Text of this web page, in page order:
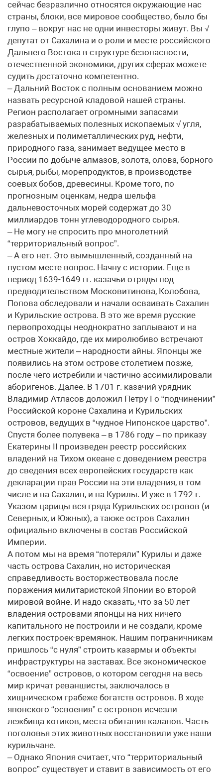
сейчас безразлично относятся окружающие нас
страны, блоки, все мировое сообщество, было бы
глупо – вокруг нас не одни инвесторы живут. Вы √
депутат от Сахалина и о роли и месте российского
Дальнего Востока в структуре безопасности,
отечественной экономики, других сферах можете
судить достаточно компетентно.
– Дальний Восток с полным основанием можно
назвать ресурсной кладовой нашей страны.
Регион располагает огромными запасами
разрабатываемых полезных ископаемых √ угля,
железных и полиметаллических руд, нефти,
природного газа, занимает ведущее место в
России по добыче алмазов, золота, олова, борного
сырья, рыбы, морепродуктов, в производстве
соевых бобов, древесины. Кроме того, по
прогнозным оценкам, недра шельфа
дальневосточных морей содержат до 30
миллиардов тонн углеводородного сырья.
– Не могу не спросить про многолетний
“территориальный вопрос”.
– А его нет. Это вымышленный, созданный на
пустом месте вопрос. Начну с истории. Еще в
период 1639-1649 гг. казачьи отряды под
предводительством Московитинова, Колобова,
Попова обследовали и начали осваивать Сахалин
и Курильские острова. В это же время русские
первопроходцы неоднократно заплывают и на
остров Хоккайдо, где их миролюбиво встречают
местные жители – народности айны. Японцы же
появились на этом острове столетием позже,
после чего истребили и частично ассимилировали
аборигенов. Далее. В 1701 г. казачий урядник
Владимир Атласов доложил Петру I о “подчинении”
Российской короне Сахалина и Курильских
островов, ведущих в “чудное Нипонское царство”.
Спустя более полувека – в 1786 году – по приказу
Екатерины II произведен реестр российских
владений на Тихом океане с доведением реестра
до сведения всех европейских государств как
декларации прав России на эти владения, в том
числе и на Сахалин, и на Курилы. И уже в 1792 г.
Указом царицы вся гряда Курильских островов (и
Северных, и Южных), а также остров Сахалин
официально включены в состав Российской
Империи.
А потом мы на время “потеряли” Курилы и даже
часть острова Сахалин, но историческая
справедливость восторжествовала после
поражения милитаристской Японии во второй
мировой войне. И надо сказать, что за 50 лет
владения островами японцы на них ничего
капитального не построили и не создали, кроме
легких построек-времянок. Нашим пограничникам
пришлось “с нуля” строить казармы и объекты
инфраструктуры на заставах. Все экономическое
“освоение” островов, о котором сегодня на весь
мир кричат реваншисты, заключалось в
хищническом грабеже богатств островов. В ходе
японского “освоения” с островов исчезли
лежбища котиков, места обитания каланов. Часть
поголовья этих животных восстановили уже наши
курильчане.
– Однако Япония считает, что “территориальный
вопрос” существует и ставит в зависимость от его